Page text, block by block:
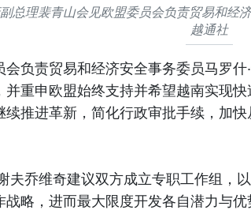
总理裴青山会见欧盟委员会负责贸易和经
越通社
会负责贸易和经济安全事务委员马罗
并重申欧盟始终支持并希望越南实现
续推进革新，简化行政审批手续，加
夫乔维奇建议双方成立专职工作组，
战略，进而最大限度开发各自潜力与优